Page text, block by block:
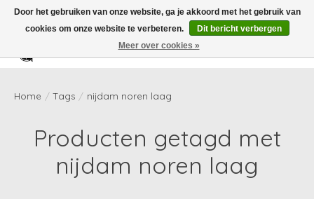
Verlanglijst
Home / Tags / nijdam noren laag
Producten getagd met
nijdam noren laag
Door het gebruiken van onze website, ga je akkoord met het gebruik van
cookies om onze website te verbeteren.
Dit bericht verbergen
Meer over cookies »